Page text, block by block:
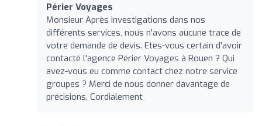
Périer Voyages
Monsieur Après investigations dans nos
différents services, nous n'avons aucune trace de
votre demande de devis. Etes-vous certain d'avoir
contacté l'agence Périer Voyages à Rouen ? Qui
avez-vous eu comme contact chez notre service
groupes ? Merci de nous donner davantage de
précisions. Cordialement